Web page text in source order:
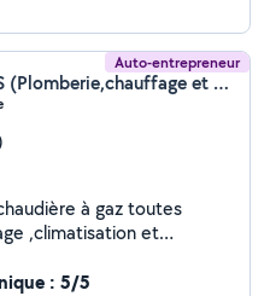
Auto-entrepreneur
Mohammed FARIS (Plomberie,chauffage et climatisation)
à gaz toutes
et
: 5/5